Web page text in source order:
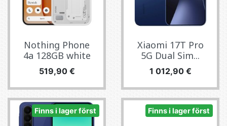
Nothing Phone
4a 128GB white
Pris
519,90 €
Xiaomi 17T Pro
5G Dual Sim...
Pris
1 012,90 €
Finns i lager först Finns i lager först